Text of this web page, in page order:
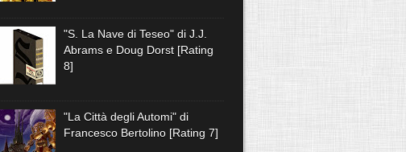
"S. La Nave di Teseo" di J.J.
Abrams e Doug Dorst [Rating
8]
"La Città degli Automi" di
Francesco Bertolino [Rating 7]